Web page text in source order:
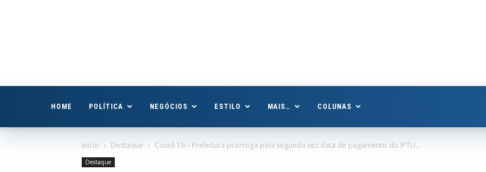
HOME POLÍTICA NEGÓCIOS ESTILO MAIS… COLUNAS
Início Destaque Covid-19 – Prefeitura prorroga pela segunda vez data de pagamento do IPTU...
Destaque